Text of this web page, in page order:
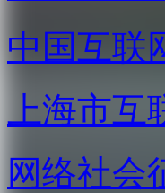
中国互联
上海市互
网络社会